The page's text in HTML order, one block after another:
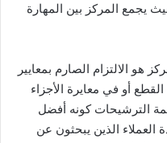
يجمع المركز بين المهارة
هو الالتزام الصارم بمعايير
أو في معايرة الأجزاء
الترشيحات كونه أفضل
العملاء الذين يبحثون عن